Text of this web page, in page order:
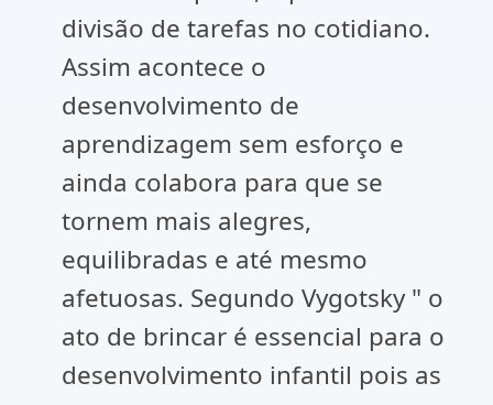
divisão de tarefas no cotidiano.
Assim acontece o
desenvolvimento de
aprendizagem sem esforço e
ainda colabora para que se
tornem mais alegres,
equilibradas e até mesmo
afetuosas. Segundo Vygotsky " o
ato de brincar é essencial para o
desenvolvimento infantil pois as